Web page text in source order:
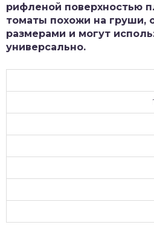
рифленой поверхностью
томаты похожи на груши,
размерами и могут
универсально.